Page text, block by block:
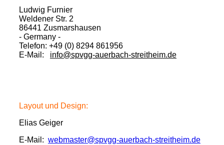
Ludwig Furnier
Weldener Str. 2
86441 Zusmarshausen
- Germany -
Telefon: +49 (0) 8294 861956
E-Mail: info@spvgg-auerbach-streitheim.de
Layout und Design:
Elias Geiger
E-Mail: webmaster@spvgg-auerbach-streitheim.de